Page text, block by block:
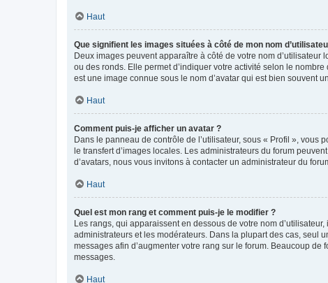
Haut
Que signifient les images situées à côté de mon nom
Deux images peuvent apparaître à côté de votre nom
ou des ronds. Elle permet d’indiquer votre activité selon le
est une image connue sous le nom d’avatar qui est bien souvent
Haut
Comment puis-je afficher un avatar ?
Dans le panneau de contrôle de l’utilisateur, sous « Profil », vous
le transfert d’images locales. Les administrateurs du forum
d’avatars, nous vous invitons à contacter un administrateur du
Haut
Quel est mon rang et comment puis-je le modifier ?
Les rangs, qui apparaissent en dessous de votre nom
administrateurs et les modérateurs. Dans la plupart des cas, seul
messages afin d’augmenter votre rang sur le forum. Beaucoup
messages.
Haut